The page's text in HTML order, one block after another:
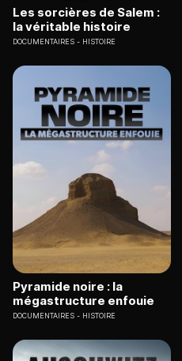
Les sorcières de Salem :
la véritable histoire
DOCUMENTAIRES HISTOIRE
Pyramide noire : la
mégastructure enfouie
DOCUMENTAIRES HISTOIRE